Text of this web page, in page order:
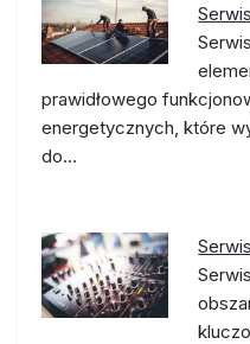
prawidłowego
energetycznych, które
do…